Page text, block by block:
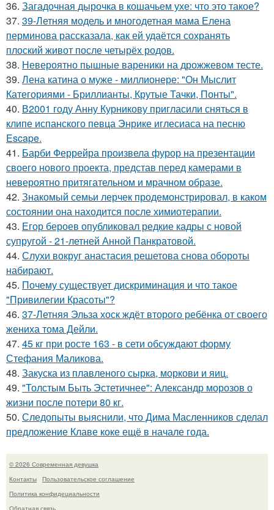
36. Загадочная дырочка в кошачьем ухе: что это такое?
37. 39-Летняя модель и многодетная мама Елена
перминова рассказала, как ей удаётся сохранять
плоский живот после четырёх родов.
38. Невероятно пышные вареники на дрожжевом тесте.
39. Лена катина о муже - миллионере: "Он Мыслит
Категориями - Бриллианты, Крутые Тачки, Понты".
40. В2001 году Анну Курникову пригласили сняться в
клипе испанского певца Энрике иглесиаса на песню
Escape.
41. Барби Феррейра произвела фурор на презентации
своего нового проекта, представ перед камерами в
невероятно притягательном и мрачном образе.
42. Знакомый семьи лерчек продемонстрировал, в каком
состоянии она находится после химиотерапии.
43. Егор бероев опубликовал редкие кадры с новой
супругой - 21-летней Анной Панкратовой.
44. Слухи вокруг анастасия решетова снова обороты
набирают.
45. Почему существует дискриминация и что такое
"Привилегии Красоты"?
46. 37-Летняя Эльза хоск ждёт второго ребёнка от своего
жениха тома Дейли.
47. 45 кг при росте 163 - в сети обсуждают форму
Стефания Маликова.
48. Закуска из плавленого сырка, моркови и яиц.
49. "Толстым Быть Эстетичнее": Александр морозов о
жизни после потери 80 кг.
50. Следопыты выяснили, что Дима Масленников сделал
предложение Клаве коке ещё в начале года.
© 2026 Современная девушка
Контакты
Пользовательское соглашение
Политика конфидециальности
Обратная связь